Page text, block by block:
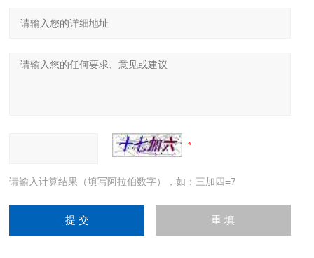
请输入计算结果（填写阿拉伯数字），如：三加四=7